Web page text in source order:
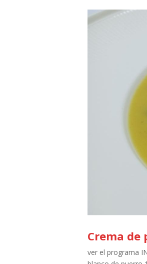
Crema de
ver el programa